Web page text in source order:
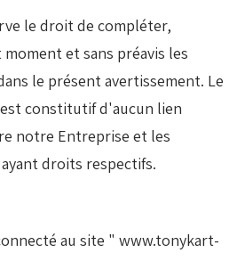
le droit de compléter,
et sans préavis les
le présent avertissement. Le
constitutif d'aucun lien
notre Entreprise et les
droits respectifs.
au site " www.tonykart-